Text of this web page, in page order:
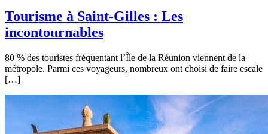
Tourisme à Saint-Gilles : Les
incontournables
80 % des touristes fréquentant l’Île de la Réunion viennent de la
métropole. Parmi ces voyageurs, nombreux ont choisi de faire escale
[…]